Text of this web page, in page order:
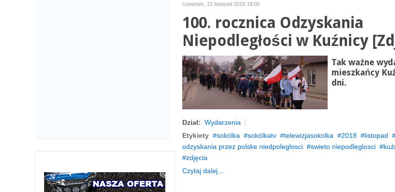
czwartek, 15 listopad 2018 18:00
100. rocznica Odzyskania
Niepodległości w Kuźnicy
Tak ważne
mieszkańcy
dni.
Dział: Wydarzenia
Etykiety
sokólka sokólkatv telewizjasokolka 2018 listopad
odzyskania przez polske niedpoleglosci
swieto niepodleglosci
zdjęcia
Czytaj dalej...